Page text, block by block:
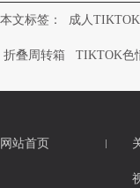
本文标签： 成人
折叠周转箱 TIKTOK色
网站首页